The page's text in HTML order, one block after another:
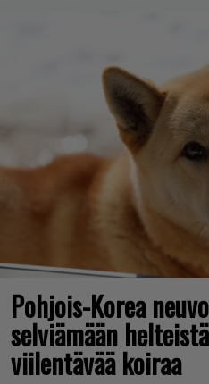
Pohjois-Korea
selviämään
viilentävää koiraa